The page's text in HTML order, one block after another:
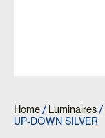
Home/ Luminaires/
UP-DOWN SILVER